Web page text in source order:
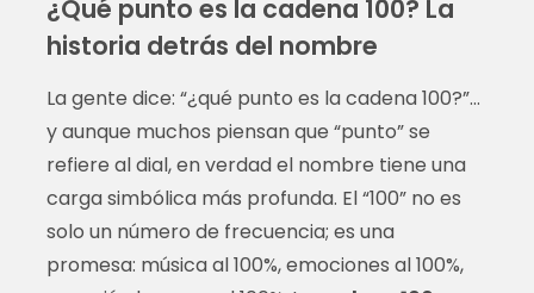
¿Qué punto es la cadena 100? La
historia detrás del nombre
La gente dice: “¿qué punto es la cadena 100?”…
y aunque muchos piensan que “punto” se
refiere al dial, en verdad el nombre tiene una
carga simbólica más profunda. El “100” no es
solo un número de frecuencia; es una
promesa: música al 100%, emociones al 100%,